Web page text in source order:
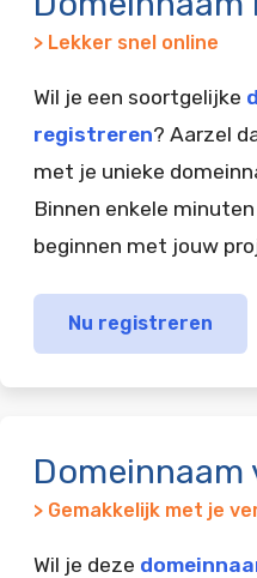
> Lekker snel online
Wil je een soortgelijke
registreren? Aarzel
met je unieke
Binnen enkele
beginnen met jouw
Nu registreren
Domeinnaam
> Gemakkelijk met je
Wil je deze